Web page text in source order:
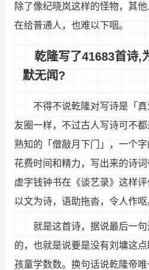
除了像纪晓岚这样的怪物，其
在给普通人，也难以下咽。
乾隆写了41683首诗,
默无闻?
不得不说乾隆对写诗是「
友圈一样，不过古人写诗可不
熟知的「僧敲月下门」，一个
花费时间和精力，写出来的诗
虚字钱钟书在《谈艺录》这样
以文为诗，语助拖沓，令人作呕
就是这首诗，据说最后一
的，也就是说要是没有刘墉这
孩童学数数。换句话说乾隆帝